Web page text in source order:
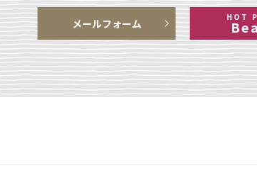
メールフォーム HOT